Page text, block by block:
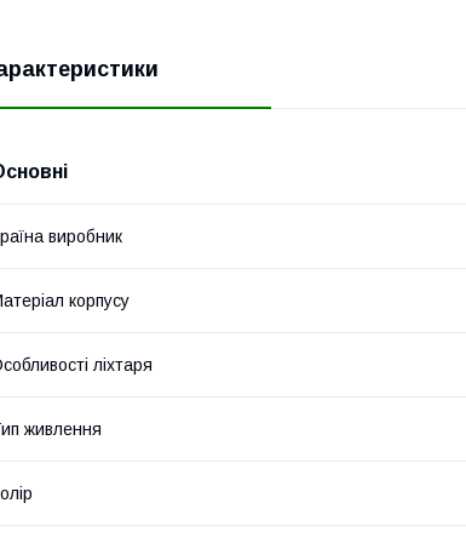
виробник
корпусу
ліхтаря
живлення